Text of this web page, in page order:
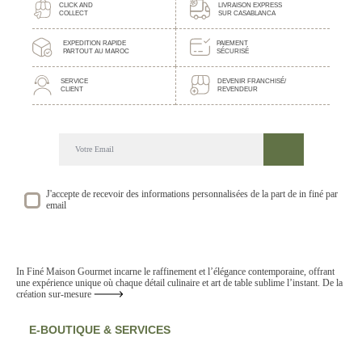
CLICK AND
COLLECT
LIVRAISON EXPRESS
SUR CASABLANCA
EXPEDITION RAPIDE
PARTOUT AU MAROC
PAIEMENT
SÉCURISÉ
SERVICE
CLIENT
DEVENIR FRANCHISÉ/
REVENDEUR
DECOUVREZ NOTRE NEWSLETTER GOURMANDE
SUIVEZ NOS ACTUALITE ET EVENEMENTS
J'accepte de recevoir des informations personnalisées de la part de in finé par
email
In Finé Maison Gourmet incarne le raffinement et l’élégance contemporaine, offrant
une expérience unique où chaque détail culinaire et art de table sublime l’instant. De la
création sur-mesure
E-BOUTIQUE & SERVICES